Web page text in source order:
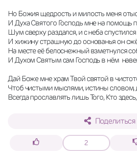
Но Божия щедрость и милость меня
И Духа Святого Господь мне на помощь
Шум сверху раздался, и с неба
И хижину страшную до основанья он
На месте её белоснежный взметнулся
И Духом Святым сам Господь в нём
Дай Боже мне храм Твой святой в
Чтоб чистыми мыслями, истины словом,
Всегда прославлять лишь Того, Кто
Поделиться
2